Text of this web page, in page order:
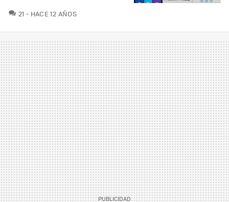
21 COMENTARIOS
HACE 12 AÑOS